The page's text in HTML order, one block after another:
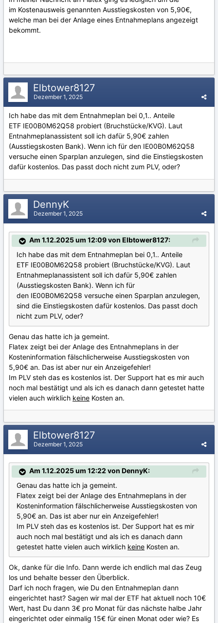
im Kostenausweis genannten Ausstiegskosten von 5,90€,
welche man bei der Anlage eines Entnahmeplans angezeigt
bekommt.
Elbtower8127
Dezember 1, 2025
Ich habe das mit dem Entnahmeplan bei 0,1.. Anteile
ETF IE00B0M62Q58 probiert (Bruchstücke/KVG). Laut
Entnahmeplanassistent soll ich dafür 5,90€ zahlen
(Ausstiegskosten Bank). Wenn ich für den IE00B0M62Q58
versuche einen Sparplan anzulegen, sind die Einstiegskosten
dafür kostenlos. Das passt doch nicht zum PLV, oder?
DennyK
Dezember 1, 2025
Am 1.12.2025 um 12:09 von Elbtower8127:
Ich habe das mit dem Entnahmeplan bei 0,1.. Anteile
ETF IE00B0M62Q58 probiert (Bruchstücke/KVG). Laut
Entnahmeplanassistent soll ich dafür 5,90€ zahlen
(Ausstiegskosten Bank). Wenn ich für
den IE00B0M62Q58 versuche einen Sparplan anzulegen,
sind die Einstiegskosten dafür kostenlos. Das passt doch
nicht zum PLV, oder?
Genau das hatte ich ja gemeint.
Flatex zeigt bei der Anlage des Entnahmeplans in der
Kosteninformation fälschlicherweise Ausstiegskosten von
5,90€ an. Das ist aber nur ein Anzeigefehler!
Im PLV steh das es kostenlos ist. Der Support hat es mir auch
noch mal bestätigt und als ich es danach dann getestet hatte
vielen auch wirklich keine Kosten an.
Elbtower8127
Dezember 1, 2025
Am 1.12.2025 um 12:22 von DennyK:
Genau das hatte ich ja gemeint.
Flatex zeigt bei der Anlage des Entnahmeplans in der
Kosteninformation fälschlicherweise Ausstiegskosten von
5,90€ an. Das ist aber nur ein Anzeigefehler!
Im PLV steh das es kostenlos ist. Der Support hat es mir
auch noch mal bestätigt und als ich es danach dann
getestet hatte vielen auch wirklich keine Kosten an.
Ok, danke für die Info. Dann werde ich endlich mal das Zeug
los und behalte besser den Überblick.
Darf ich noch fragen, wie Du den Entnahmeplan dann
eingerichtet hast? Sagen wir mal der ETF hat aktuell noch 10€
Wert, hast Du dann 3€ pro Monat für das nächste halbe Jahr
eingerichtet oder einmalig 15€ für einen Monat oder wie? Es